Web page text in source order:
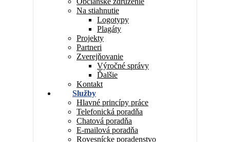
Na stiahnutie
Logotypy
Plagáty
Projekty
Partneri
Zverejňovanie
Výročné správy
Ďalšie
Kontakt
Služby
Hlavné princípy práce
Telefonická poradňa
Chatová poradňa
E-mailová poradňa
Rovesnícke poradenstvo